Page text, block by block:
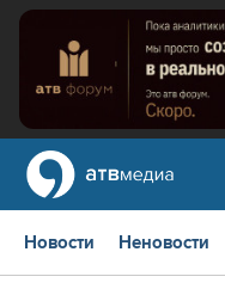
Новости Неновости